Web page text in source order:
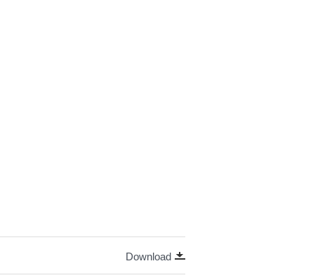
Download